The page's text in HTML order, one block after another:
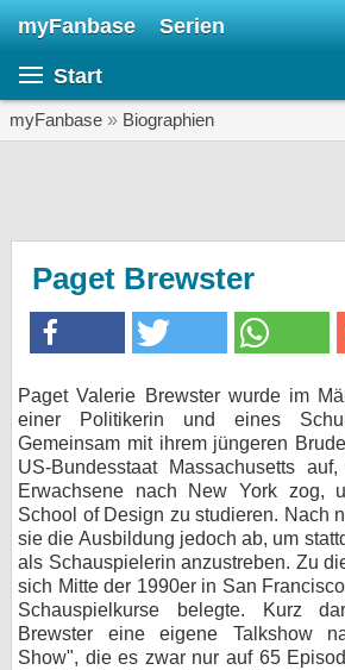
myFanbase Serien
Start
myFanbase » Biographien
Paget Brewster
Paget Valerie Brewster wurde im
einer Politikerin und eines
Gemeinsam mit ihrem jüngeren
US-Bundesstaat Massachusetts
Erwachsene nach New York zog,
School of Design zu studieren. Nach
sie die Ausbildung jedoch ab, um
als Schauspielerin anzustreben. Zu
sich Mitte der 1990er in San
Schauspielkurse belegte. Kurz
Brewster eine eigene Talkshow
Show", die es zwar nur auf 65
KULTUR
Specials
SERVICE
Forum
bei X
bei